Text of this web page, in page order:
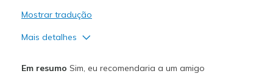
Mostrar tradução
Mais detalhes
Em resumo Sim, eu recomendaria a um amigo